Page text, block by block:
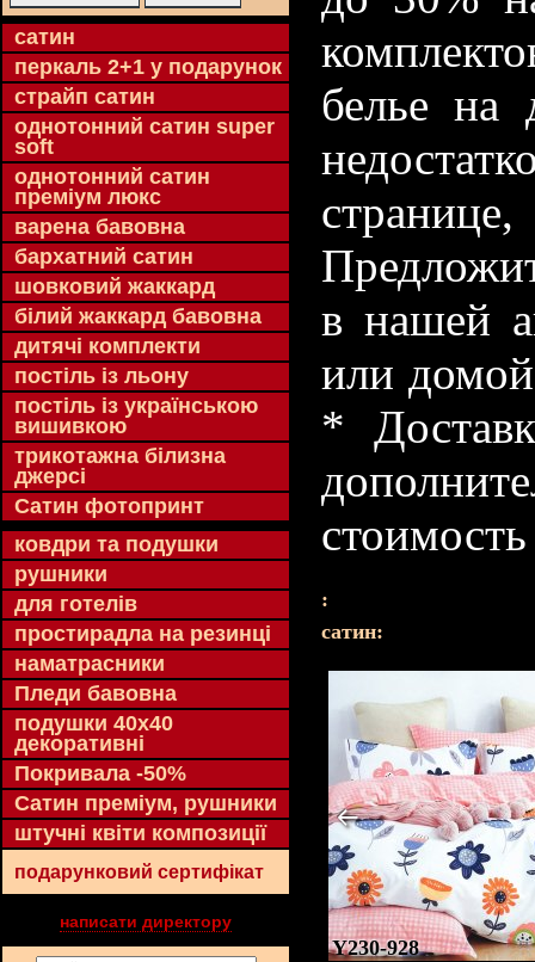
cатин
перкаль 2+1 у подарунок
страйп сатин
однотонний сатин super
soft
однотонний сатин
преміум люкс
варена бавовна
бархатний сатин
шовковий жаккард
білий жаккард бавовна
дитячі комплекти
постіль із льону
постіль із українською
вишивкою
трикотажна білизна
джерсі
Сатин фотопринт
ковдри та подушки
рушники
для готелів
простирадла на резинці
наматрасники
Пледи бавовна
подушки 40х40
декоративні
Покривала -50%
Сатин преміум, рушники
штучні квіти композиції
подарунковий сертифікат
написати директору
белье на
в нашей
или
*
:
cатин:
Y230-928